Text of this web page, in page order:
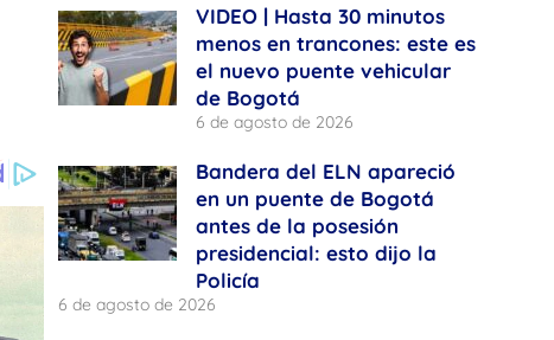
VIDEO | Hasta 30 minutos
menos en trancones: este es
el nuevo puente vehicular
de Bogotá
6 de agosto de 2026
Bandera del ELN apareció
en un puente de Bogotá
antes de la posesión
presidencial: esto dijo la
Policía
6 de agosto de 2026